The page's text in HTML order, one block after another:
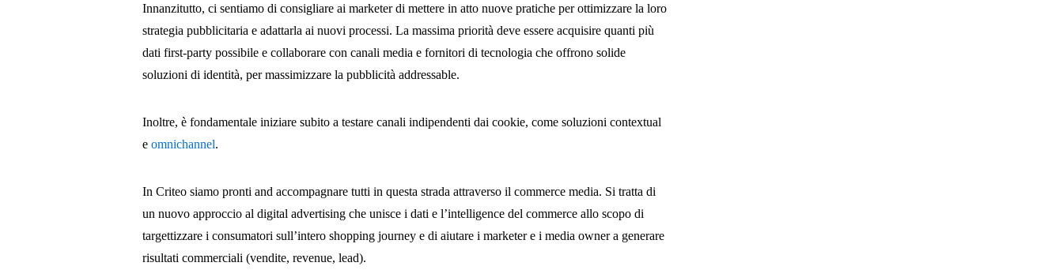
Innanzitutto, ci sentiamo di consigliare ai marketer di mettere in atto nuove pratiche per ottimizzare la loro
strategia pubblicitaria e adattarla ai nuovi processi. La massima priorità deve essere acquisire quanti più
dati first-party possibile e collaborare con canali media e fornitori di tecnologia che offrono solide
soluzioni di identità, per massimizzare la pubblicità addressable.
Inoltre, è fondamentale iniziare subito a testare canali indipendenti dai cookie, come soluzioni contextual
eomnichannel.
In Criteo siamo pronti and accompagnare tutti in questa strada attraverso il commerce media. Si tratta di
un nuovo approccio al digital advertising che unisce i dati e l’intelligence del commerce allo scopo di
targettizzare i consumatori sull’intero shopping journey e di aiutare i marketer e i media owner a generare
risultati commerciali (vendite, revenue, lead).